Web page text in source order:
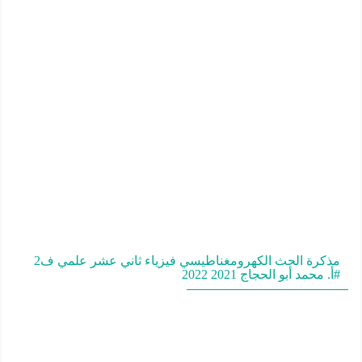
مذكرة الحث الكهرومغناطيسي فيزياء ثاني عشر علمي ف2
#أ. محمد أبو الحجاج 2021 2022